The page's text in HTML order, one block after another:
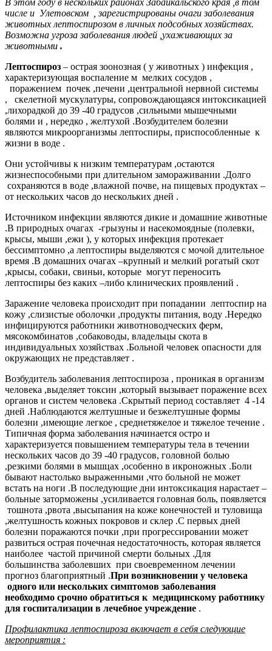
В этом году в нескольких районах Забайкальского края ,в том
числе и Улетовском , зарегистрированы очаги заболевания
животных лептоспирозом в личных подсобных хозяйствах.
Возможна угроза заболевания людей ,ухаживающих за
животными .
Лептоспироз – острая зоонозная ( у животных ) инфекция ,
характеризующая воспаление м мелких сосудов ,
поражением почек ,печени ,центральной нервной системы
, скелетной мускулатуры, сопровождающаяся интоксикацией
,лихорадкой до 39 -40 градусов ,сильными мышечными
болями и , нередко , желтухой .Возбудителем болезни
являются микроорганизмы лептоспиры, приспособленные к
жизни в воде .
Они устойчивы к низким температурам ,остаются
жизнеспособными при длительном замораживании .Долго
сохраняются в воде ,влажной почве, на пищевых продуктах –
от нескольких часов до нескольких дней .
Источником инфекции являются дикие и домашние животные
.В природных очагах -грызуны и насекомоядные (полевки,
крысы, мыши ,ежи ), у которых инфекция протекает
бессимптомно ,а лептоспиры выделяются с мочой длительное
время .В домашних очагах –крупный и мелкий рогатый скот
,крысы, собаки, свиньи, которые могут переносить
лептоспиры без каких –либо клинических проявлений .
Заражение человека происходит при попадании лептоспир на
кожу ,слизистые оболочки ,продукты питания, воду .Нередко
инфицируются работники животноводческих ферм,
мясокомбинатов ,собаководы, владельцы скота в
индивидуальных хозяйствах .Больной человек опасности для
окружающих не представляет .
Возбудитель заболевания лептоспироза , проникая в организм
человека ,выделяет токсин ,который вызывает поражение всех
органов и систем человека .Скрытый период составляет 4 -14
дней .Наблюдаются желтушные и безжелтушные формы
болезни ,имеющие легкое , среднетяжелое и тяжелое течение .
Типичная форма заболевания начинается остро и
характеризуется повышением температуры тела в течении
нескольких часов до 39 -40 градусов, головной болью
,резкими болями в мышцах ,особенно в икроножных .Боли
бывают настолько выраженными ,что больной не может
встать на ноги .В последующие дни интоксикация нарастает –
больные заторможены ,усиливается головная боль, появляется
тошнота ,рвота ,высыпания на коже конечностей и туловища
,желтушность кожных покровов и склер .С первых дней
болезни поражаются почки ,при прогрессировании может
развиться острая почечная недостаточность, которая является
наиболее частой причиной смерти больных .Для
большинства заболевших при своевременном лечении
прогноз благоприятный .При возникновении у человека
одного или нескольких симптомов заболевания
необходимо срочно обратиться к медицинскому работнику
для госпитализации в лечебное учреждение .
Профилактика лептоспироза включает в себя следующие
мероприятия :